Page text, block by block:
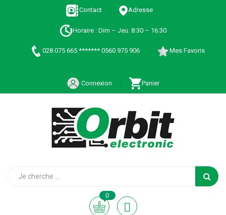
Contact Adresse
Horaire : Dim – Jeu: 8:30 – 16:30
028 075 665 ******* 0560 975 906 Mes Favoris
Connexion Panier
0